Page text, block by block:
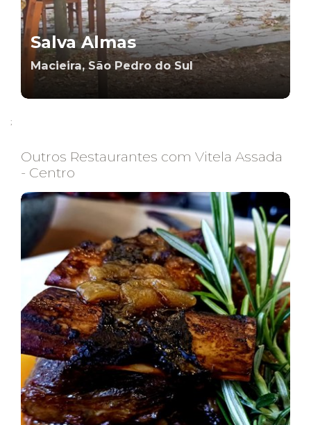
Salva Almas
Macieira, São Pedro do Sul
;
Outros Restaurantes com Vitela Assada
- Centro